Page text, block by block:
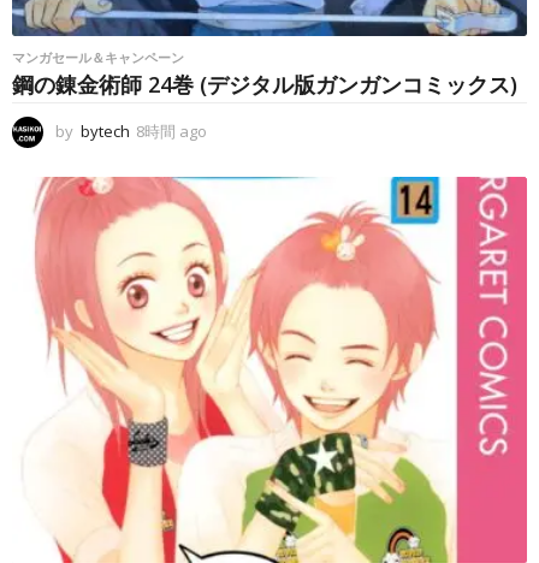
マンガセール＆キャンペーン
鋼の錬金術師 24巻 (デジタル版ガンガンコミックス)
by bytech 8時間 ago
間
g
o